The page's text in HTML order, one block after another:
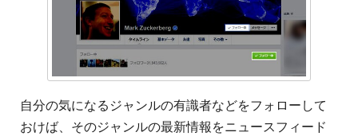
自分の気になるジャンルの有識者などをフォローして
おけば、そのジャンルの最新情報をニュースフィード